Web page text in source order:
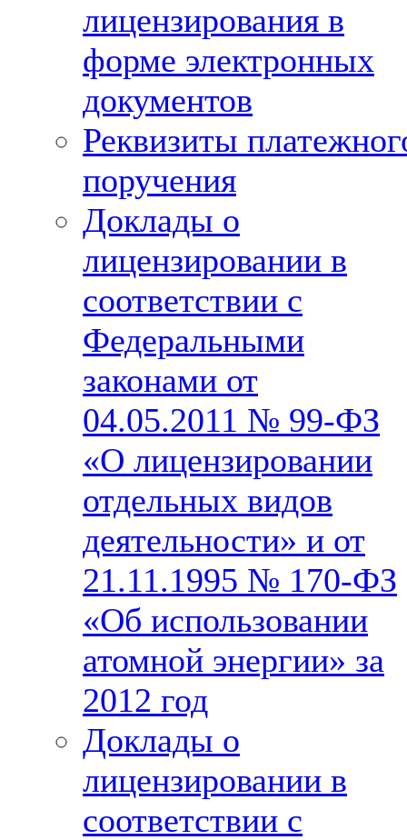
лицензирования в
форме электронных
документов
Реквизиты
поручения
Доклады о
лицензировании в
соответствии с
Федеральными
законами от
04.05.2011 № 99-ФЗ
«О лицензировании
отдельных видов
деятельности» и от
21.11.1995 № 170-ФЗ
«Об использовании
атомной энергии» за
2012 год
Доклады о
лицензировании в
соответствии с